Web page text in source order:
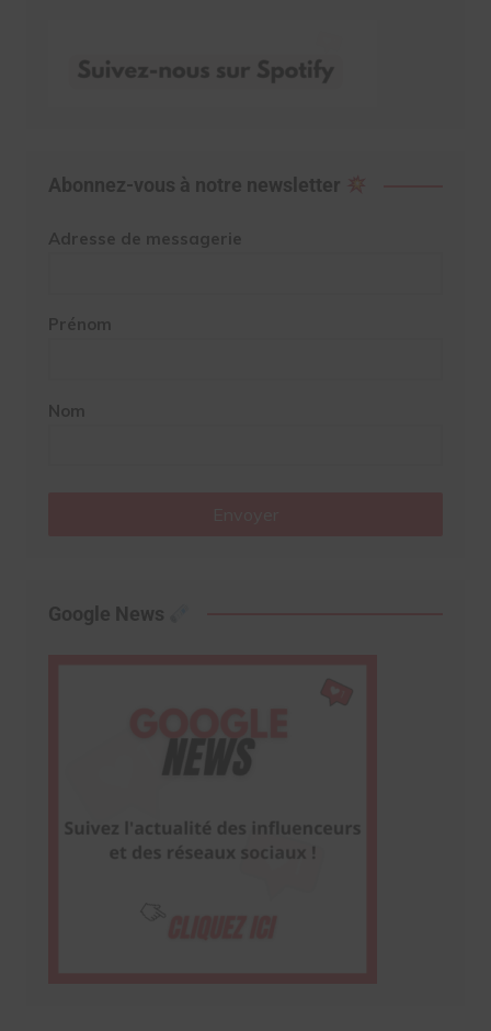
Abonnez-vous à notre newsletter
Adresse de messagerie
Prénom
Nom
Google News